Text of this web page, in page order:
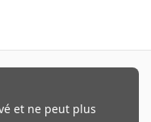
et ne peut plus